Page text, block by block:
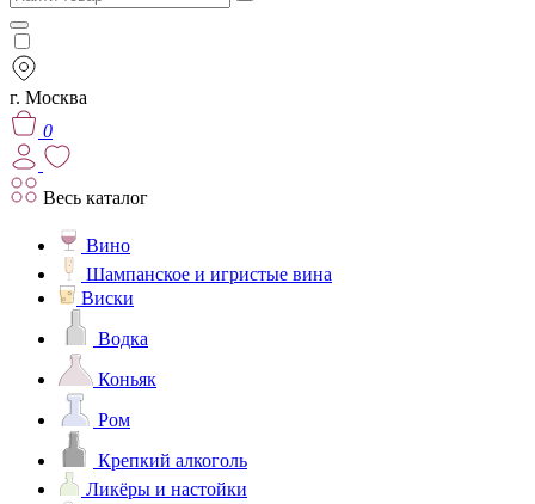
г. Москва
0
Весь каталог
Вино
Шампанское и игристые вина
Виски
Водка
Коньяк
Ром
Крепкий алкоголь
Ликёры и настойки